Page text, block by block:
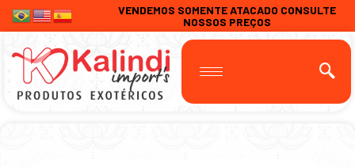
VENDEMOS SOMENTE ATACADO CONSULTE
NOSSOS PREÇOS